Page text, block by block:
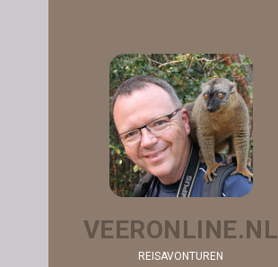
VEERONLINE.NL
REISAVONTUREN